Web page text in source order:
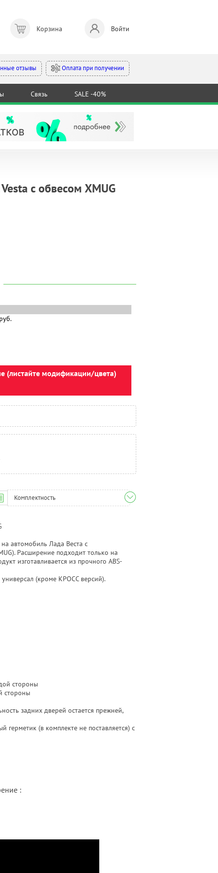
Корзина Войти
отзывы Оплата при получении
Связь SALE -40%
с обвесом XMUG
(листайте модификации/цвета)
Комплектность
автомобиль Лада Веста с
Расширение подходит только на
изготавливается из прочного ABS-
(кроме КРОСС версий).
стороны
стороны
задних дверей остается прежней,
герметик (в комплекте не поставляется) с
: